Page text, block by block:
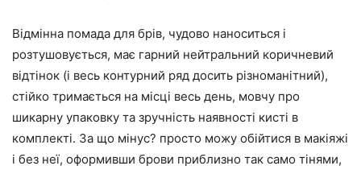
Відмінна помада для брів, чудово наноситься і
розтушовується, має гарний нейтральний коричневий
відтінок (і весь контурний ряд досить різноманітний),
стійко тримається на місці весь день, мовчу про
шикарну упаковку та зручність наявності кисті в
комплекті. За що мінус? просто можу обійтися в макіяжі
і без неї, оформивши брови приблизно так само тінями,